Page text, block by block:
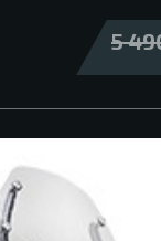
5